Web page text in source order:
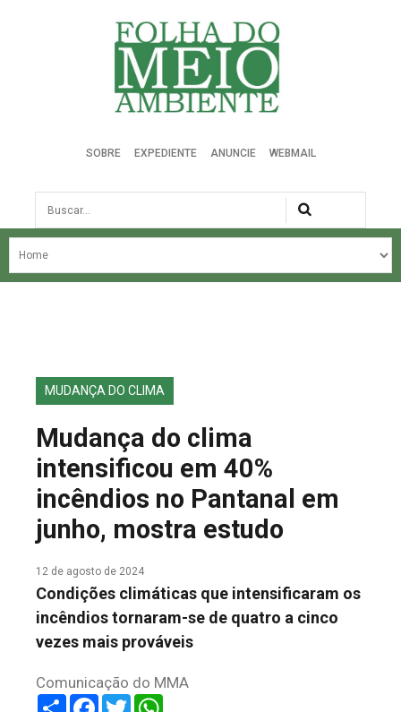
Folha do Meio Ambiente
SOBRE EXPEDIENTE ANUNCIE WEBMAIL
Busca
NOSSA HISTÓRIA
EDIÇÕES ANTERIORES
FALE CONOSCO
MUDANÇA DO CLIMA
Mudança do clima
intensificou em 40%
incêndios no Pantanal em
junho, mostra estudo
12 de agosto de 2024
Condições climáticas que intensificaram os
incêndios tornaram-se de quatro a cinco
vezes mais prováveis
Comunicação do MMA
ShareFacebook
Twitter